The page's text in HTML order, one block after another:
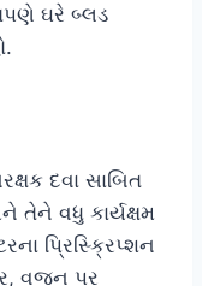
ઘરે બ્લડ
દવા સાબિત
વધુ કાર્યક્ષમ
પ્રિસ્ક્રિપ્શન
વજન પર